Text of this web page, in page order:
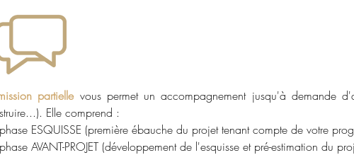
partiellevous permet un accompagnement jusqu'à demande
Elle comprend :
ESQUISSE (première ébauche du projet tenant compte de votre
AVANT-PROJET (développement de l'esquisse et pré-estimation du